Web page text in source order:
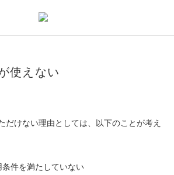
使えない
だけない理由としては、以下のことが考え
件を満たしていない